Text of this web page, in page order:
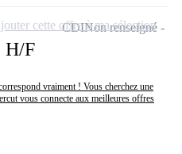
H/F
vraiment ! Vous cherchez une
vous connecte aux meilleures offres
CDINon renseigné
cette offre à ma sélection